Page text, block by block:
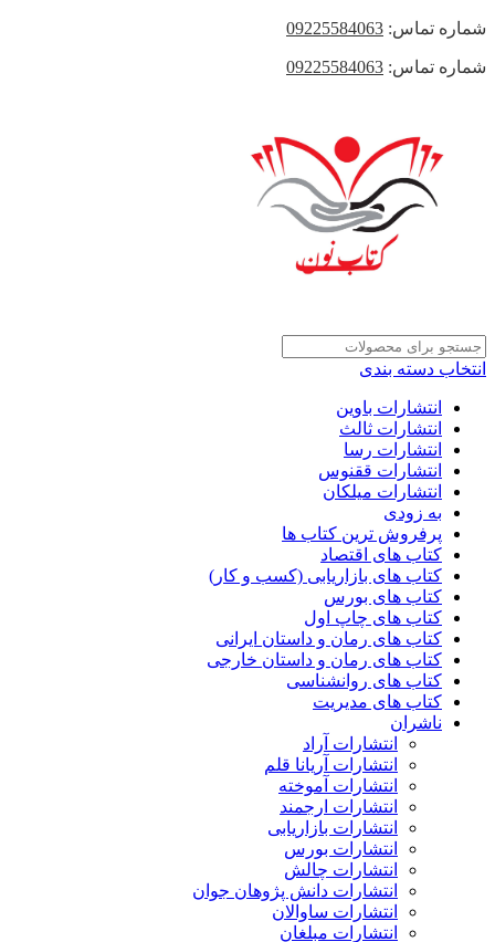
شماره تماس: 09225584063
شماره تماس: 09225584063
انتخاب دسته بندی
انتشارات باوین
انتشارات ثالث
انتشارات رسا
انتشارات ققنوس
انتشارات میلکان
به زودی
پرفروش ترین کتاب ها
کتاب های اقتصاد
کتاب های بازاریابی (کسب و کار)
کتاب های بورس
کتاب های چاپ اول
کتاب های رمان و داستان ایرانی
کتاب های رمان و داستان خارجی
کتاب های روانشناسی
کتاب های مدیریت
ناشران
انتشارات آراد
انتشارات آریانا قلم
انتشارات آموخته
انتشارات ارجمند
انتشارات بازاریابی
انتشارات بورس
انتشارات چالش
انتشارات دانش پژوهان جوان
انتشارات ساوالان
انتشارات مبلغان